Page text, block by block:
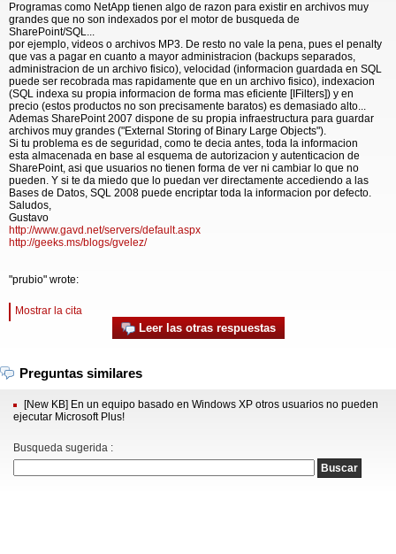
Programas como NetApp tienen algo de razon para existir en archivos muy
grandes que no son indexados por el motor de busqueda de
SharePoint/SQL...
por ejemplo, videos o archivos MP3. De resto no vale la pena, pues el penalty
que vas a pagar en cuanto a mayor administracion (backups separados,
administracion de un archivo fisico), velocidad (informacion guardada en SQL
puede ser recobrada mas rapidamente que en un archivo fisico), indexacion
(SQL indexa su propia informacion de forma mas eficiente [IFilters]) y en
precio (estos productos no son precisamente baratos) es demasiado alto...
Ademas SharePoint 2007 dispone de su propia infraestructura para guardar
archivos muy grandes ("External Storing of Binary Large Objects").
Si tu problema es de seguridad, como te decia antes, toda la informacion
esta almacenada en base al esquema de autorizacion y autenticacion de
SharePoint, asi que usuarios no tienen forma de ver ni cambiar lo que no
pueden. Y si te da miedo que lo puedan ver directamente accediendo a las
Bases de Datos, SQL 2008 puede encriptar toda la informacion por defecto.
Saludos,
Gustavo
http://www.gavd.net/servers/default.aspx
http://geeks.ms/blogs/gvelez/
"prubio" wrote:
Mostrar la cita
Leer las otras respuestas
Preguntas similares
[New KB] En un equipo basado en Windows XP otros usuarios no pueden
ejecutar Microsoft Plus!
Busqueda sugerida :